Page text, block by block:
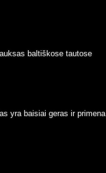
baltiškose tautose
yra baisiai geras ir primena